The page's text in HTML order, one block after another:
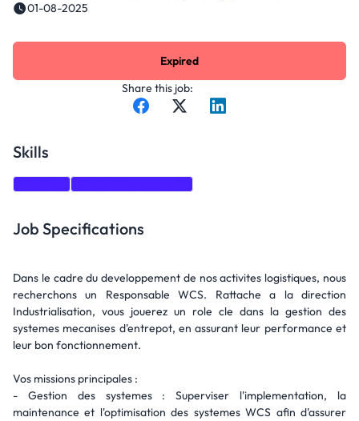
01-08-2025
Share this job:
Expired
Skills
Job Specifications
Dans le cadre du developpement de nos activites logistiques, nous
recherchons un Responsable WCS. Rattache a la direction
Industrialisation, vous jouerez un role cle dans la gestion des
systemes mecanises d'entrepot, en assurant leur performance et
leur bon fonctionnement.
Vos missions principales :
- Gestion des systemes : Superviser l'implementation, la
maintenance et l'optimisation des systemes WCS afin d'assurer